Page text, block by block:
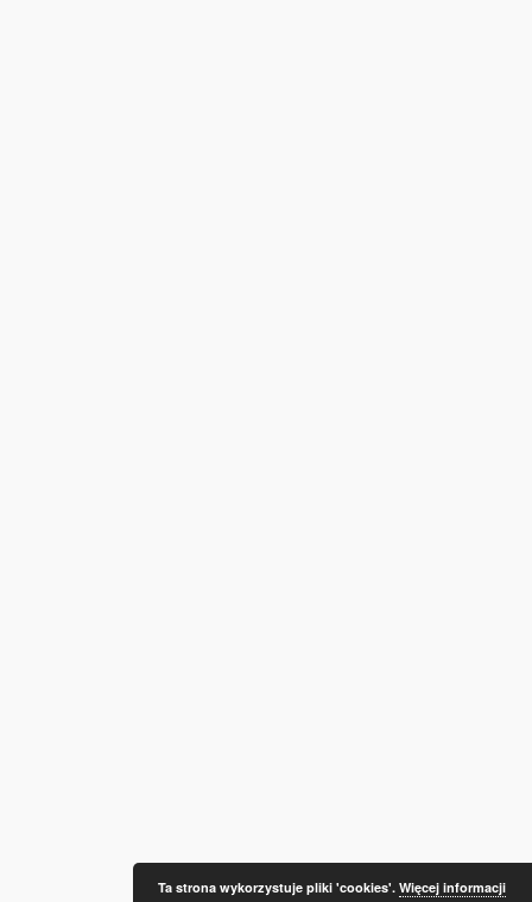
Ta strona wykorzystuje pliki 'cookies'. Więcej informacji